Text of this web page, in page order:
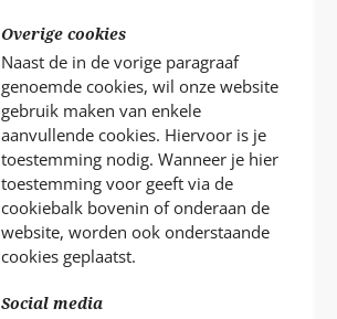
Overige cookies
Naast de in de vorige paragraaf
genoemde cookies, wil onze website
gebruik maken van enkele
aanvullende cookies. Hiervoor is je
toestemming nodig. Wanneer je hier
toestemming voor geeft via de
cookiebalk bovenin of onderaan de
website, worden ook onderstaande
cookies geplaatst.
Social media